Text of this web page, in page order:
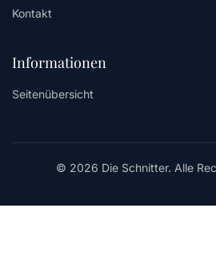
Kontakt
Informationen
Seitenübersicht
© 2026 Die Schnitter. Alle